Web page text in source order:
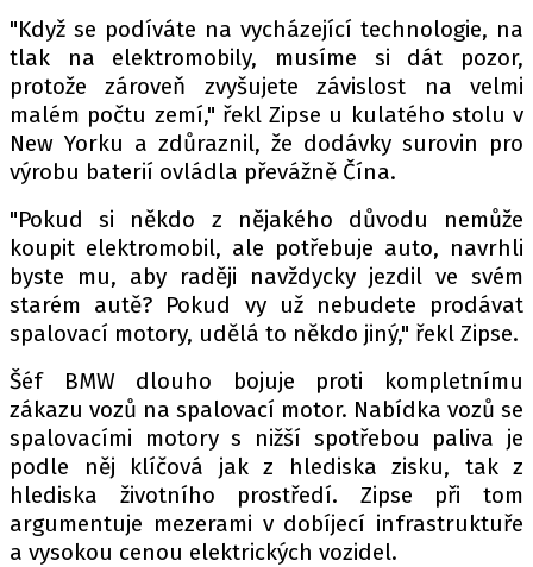
FIA CEZ & POHÁRY
MEZINÁRODNÍ SCÉNA
SLEDUJTE NÁS NA
Máte příběh, fotku nebo video?
Pošlete e-mail na autoroad.cz
ETICKÝ KODEX
VYDAVATEL
INZERCE
OSOBNÍ ÚDAJE / COOKIES
"Když se podíváte na vycházející technologie, na
tlak na elektromobily, musíme si dát pozor,
protože zároveň zvyšujete závislost na velmi
malém počtu zemí," řekl Zipse u kulatého stolu v
New Yorku a zdůraznil, že dodávky surovin pro
výrobu baterií ovládla převážně Čína.
"Pokud si někdo z nějakého důvodu nemůže
koupit elektromobil, ale potřebuje auto, navrhli
byste mu, aby raději navždycky jezdil ve svém
starém autě? Pokud vy už nebudete prodávat
spalovací motory, udělá to někdo jiný," řekl Zipse.
Šéf BMW dlouho bojuje proti kompletnímu
zákazu vozů na spalovací motor. Nabídka vozů se
spalovacími motory s nižší spotřebou paliva je
podle něj klíčová jak z hlediska zisku, tak z
hlediska životního prostředí. Zipse při tom
argumentuje mezerami v dobíjecí infrastruktuře
a vysokou cenou elektrických vozidel.